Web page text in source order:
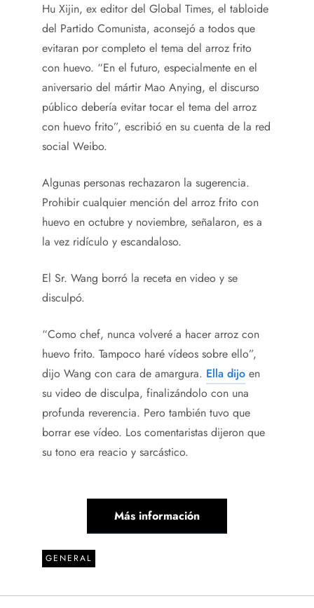
Hu Xijin, ex editor del Global Times, el tabloide
del Partido Comunista, aconsejó a todos que
evitaran por completo el tema del arroz frito
con huevo. “En el futuro, especialmente en el
aniversario del mártir Mao Anying, el discurso
público debería evitar tocar el tema del arroz
con huevo frito”, escribió en su cuenta de la red
social Weibo.
Algunas personas rechazaron la sugerencia.
Prohibir cualquier mención del arroz frito con
huevo en octubre y noviembre, señalaron, es a
la vez ridículo y escandaloso.
El Sr. Wang borró la receta en video y se
disculpó.
“Como chef, nunca volveré a hacer arroz con
huevo frito. Tampoco haré vídeos sobre ello”,
dijo Wang con cara de amargura. Ella dijo en
su video de disculpa, finalizándolo con una
profunda reverencia. Pero también tuvo que
borrar ese vídeo. Los comentaristas dijeron que
su tono era reacio y sarcástico.
Más información
GENERAL